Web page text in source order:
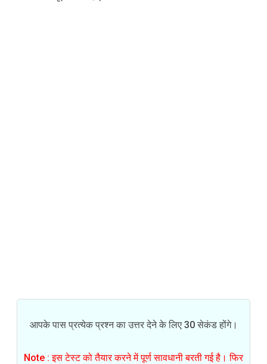
आपके पास प्रत्येक प्रश्न का उत्तर देने के लिए 30 सेकंड होंगे।
Note : इस टेस्ट को तैयार करने में पूर्ण सावधानी बरती गई है। फिर